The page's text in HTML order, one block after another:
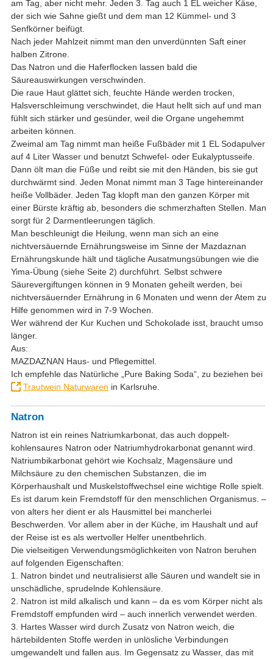
am Tag, aber nicht mehr. Jeden 3. Tag auch 1 EL weicher Käse,
der sich wie Sahne gießt und dem man 12 Kümmel- und 3
Senfkörner beifügt.
Nach jeder Mahlzeit nimmt man den unverdünnten Saft einer
halben Zitrone.
Das Natron und die Haferflocken lassen bald die
Säureauswirkungen verschwinden.
Die raue Haut glättet sich, feuchte Hände werden trocken,
Halsverschleimung verschwindet, die Haut hellt sich auf und man
fühlt sich stärker und gesünder, weil die Organe ungehemmt
arbeiten können.
Zweimal am Tag nimmt man heiße Fußbäder mit 1 EL Sodapulver
auf 4 Liter Wasser und benutzt Schwefel- oder Eukalyptusseife.
Dann ölt man die Füße und reibt sie mit den Händen, bis sie gut
durchwärmt sind. Jeden Monat nimmt man 3 Tage hintereinander
heiße Vollbäder. Jeden Tag klopft man den ganzen Körper mit
einer Bürste kräftig ab, besonders die schmerzhaften Stellen. Man
sorgt für 2 Darmentleerungen täglich.
Man beschleunigt die Heilung, wenn man sich an eine
nichtversäuernde Ernährungsweise im Sinne der Mazdaznan
Ernährungskunde hält und tägliche Ausatmungsübungen wie die
Yima-Übung (siehe Seite 2) durchführt. Selbst schwere
Säurevergiftungen können in 9 Monaten geheilt werden, bei
nichtversäuernder Ernährung in 6 Monaten und wenn der Atem zu
Hilfe genommen wird in 7-9 Wochen.
Wer während der Kur Kuchen und Schokolade isst, braucht umso
länger.
Aus:
MAZDAZNAN Haus- und Pflegemittel.
Ich empfehle das Natürliche „Pure Baking Soda“, zu beziehen bei
Trautwein Naturwaren in Karlsruhe.
Natron
Natron ist ein reines Natriumkarbonat, das auch doppelt-
kohlensaures Natron oder Natriumhydrokarbonat genannt wird.
Natriumbikarbonat gehört wie Kochsalz, Magensäure und
Milchsäure zu den chemischen Substanzen, die im
Körperhaushalt und Muskelstoffwechsel eine wichtige Rolle spielt.
Es ist darum kein Fremdstoff für den menschlichen Organismus. –
von alters her dient er als Hausmittel bei mancherlei
Beschwerden. Vor allem aber in der Küche, im Haushalt und auf
der Reise ist es als wertvoller Helfer unentbehrlich.
Die vielseitigen Verwendungsmöglichkeiten von Natron beruhen
auf folgenden Eigenschaften:
1. Natron bindet und neutralisierst alle Säuren und wandelt sie in
unschädliche, sprudelnde Kohlensäure.
2. Natron ist mild alkalisch und kann – da es vom Körper nicht als
Fremdstoff empfunden wird – auch innerlich verwendet werden.
3. Hartes Wasser wird durch Zusatz von Natron weich, die
härtebildenten Stoffe werden in unlösliche Verbindungen
umgewandelt und fallen aus. Im Gegensatz zu Wasser, das mit